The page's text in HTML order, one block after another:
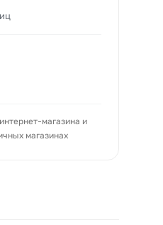
магазина и
магазинах